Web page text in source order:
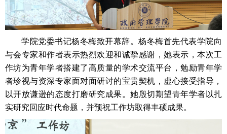
学院党委书记杨冬梅致开幕辞。杨冬梅首先代表学院向
与会专家和作者表示热烈欢迎和诚挚感谢，她表示，本次工
作坊为青年学者搭建了高质量的学术交流平台，勉励青年学
者珍视与资深专家面对面研讨的宝贵契机，虚心接受指导，
以开放谦逊的态度打磨研究成果。她殷切期望青年学者以扎
实研究回应时代命题，并预祝工作坊取得丰硕成果。